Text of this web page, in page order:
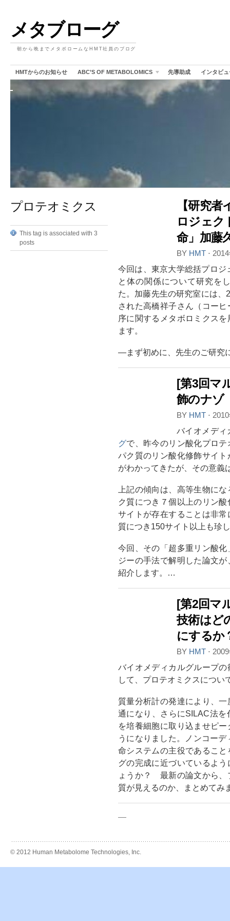
メタブローグ
朝から晩までメタボロームなHMT社員のブログ
HMTからのお知らせ ABC’S OF METABOLOMICS 先導助成 インタビュ
プロテオミクス
This tag is associated with 3
posts
【研究
ロジェク
命」加藤
BY HMT ⋅
今回は、東京大学総括プロ
と体の関係について研究を
た。加藤先生の研究室には、
された高橋祥子さん（コー
序に関するメタボロミクス
ます。
―まず初めに、先生のご研究
[第3回マ
飾のナゾ
BY HMT ⋅
バイオメディ
グで、昨今のリン酸化プロ
パク質のリン酸化修飾サイ
がわかってきたが、その意義
上記の傾向は、高等生物に
ク質につき７個以上のリン
サイトが存在することは非
質につき150サイト以上も珍
今回、その「超多重リン酸
ジーの手法で解明した論文
紹介します。…
[第2回マ
技術はど
にするか
BY HMT ⋅
バイオメディカルグループ
して、プロテオミクスについ
質量分析計の発達により、
通になり、さらにSILAC法
を培養細胞に取り込ませピ
うになりました。ノンコー
命システムの主役であるこ
グの完成に近づいているよ
ょうか？ 最新の論文から、
質が見えるのか、まとめてみ
—
© 2012 Human Metabolome Technologies, Inc.